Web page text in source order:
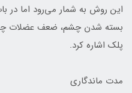
این روش به شمار می‌رود اما در
بسته شدن چشم، ضعف عضلات
پلک اشاره کرد.
مدت ماندگاری